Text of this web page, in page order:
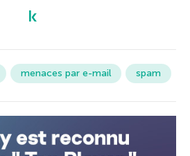
menaces par e-mail spam